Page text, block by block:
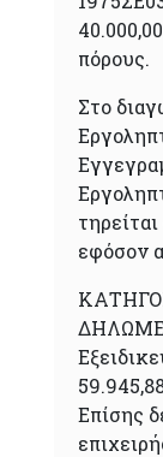
πόρους.
Στο
εφόσον
Επίσης